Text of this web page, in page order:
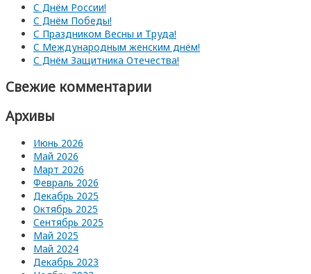
С Днём России!
С Днём Победы!
С Праздником Весны и Труда!
С Международным женским днём!
С Днём Защитника Отечества!
Свежие комментарии
Архивы
Июнь 2026
Май 2026
Март 2026
Февраль 2026
Декабрь 2025
Октябрь 2025
Сентябрь 2025
Май 2025
Май 2024
Декабрь 2023